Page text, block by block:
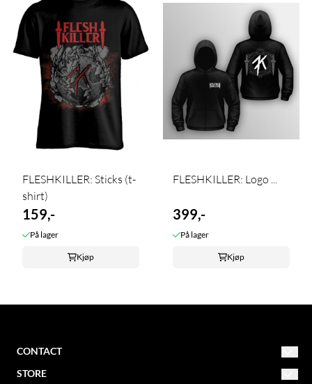
FLESHKILLER: Sticks (t-
shirt)
159,-
På lager
Kjøp
FLESHKILLER: Logo ...
399,-
På lager
Kjøp
CONTACT
NORDIC MISSION
STORE